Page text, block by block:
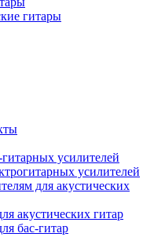
гитары
усилителей
усилителей
для акустических
акустических гитар
бас-гитар